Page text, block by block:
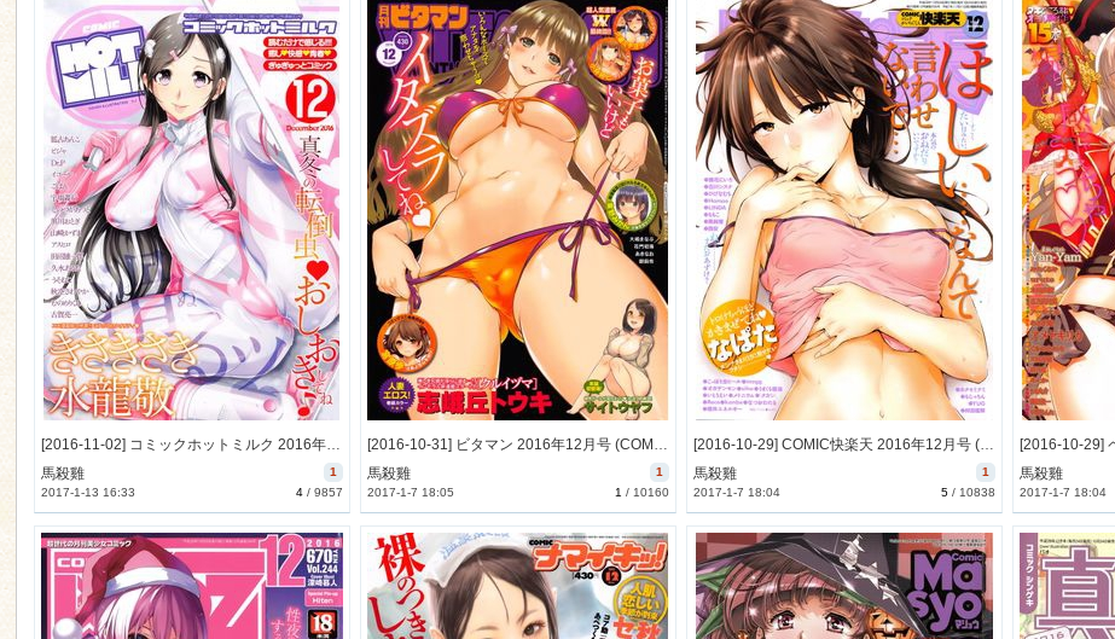
[2016-11-02] コミックホットミルク 2016年12月号 (COMIC HOTMILK 2016-12)
1
馬殺雞
4 /9857
2017-1-13 16:33
[2016-10-31] ビタマン 2016年12月号 (COMIC Monthly Vitaman 2016-12)
1
馬殺雞
1 / 10160
2017-1-7 18:05
[2016-10-29] COMIC快楽天 2016年12月号 (COMIC Kairakuten 2016-12)
1
馬殺雞
5 / 10838
2017-1-7 18:04
馬殺雞
2017-1-7 18:04